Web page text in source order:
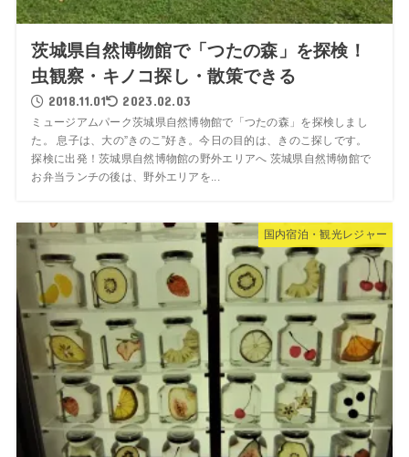
茨城県自然博物館で「つたの森」を探検！
虫観察・キノコ探し・散策できる
2018.11.01 2023.02.03
ミュージアムパーク茨城県自然博物館で「つたの森」を探検しまし
た。 息子は、大の”きのこ”好き。今日の目的は、きのこ探しです。
探検に出発！茨城県自然博物館の野外エリアへ 茨城県自然博物館で
お弁当ランチの後は、野外エリアを...
国内宿泊・観光レジャー